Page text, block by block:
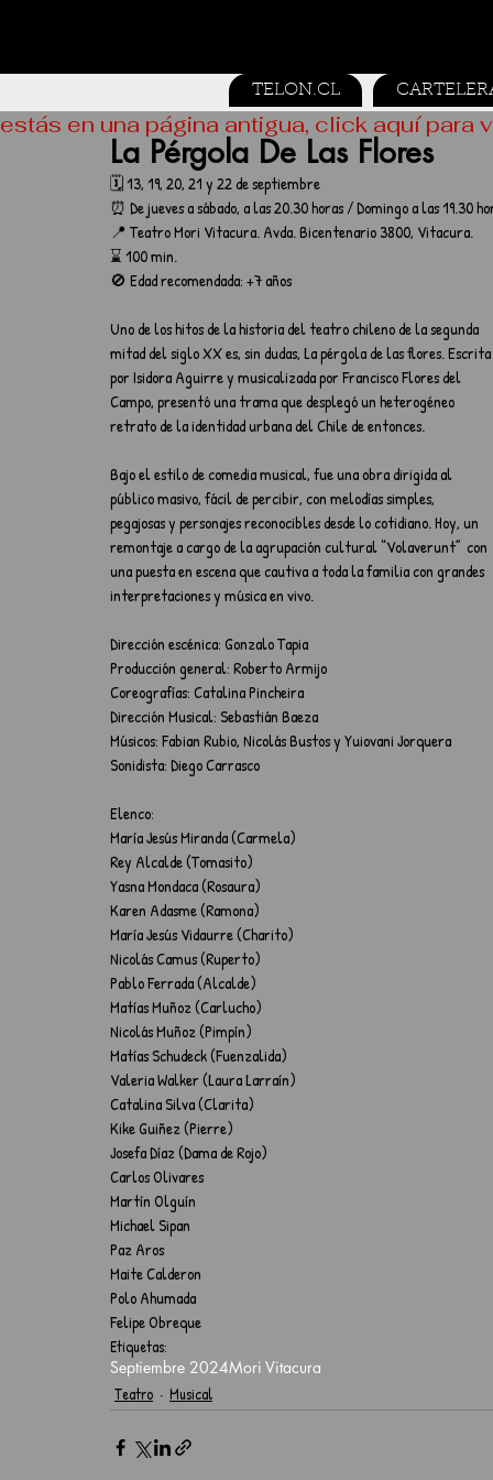
TELON.CL
La Pérgola De Las Flores
🗓️ 13, 19, 20, 21 y 22 de septiembre
⏰ De jueves a sábado, a las 20.30 horas / Domingo a las 19.30
📍 Teatro Mori Vitacura. Avda. Bicentenario 3800, Vitacura.
⌛ 100 min.
🚫 Edad recomendada: +7 años
Uno de los hitos de la historia del teatro chileno de la segunda
mitad del siglo XX es, sin dudas, La pérgola de las flores. Escrita
por Isidora Aguirre y musicalizada por Francisco Flores del
Campo, presentó una trama que desplegó un heterogéneo
retrato de la identidad urbana del Chile de entonces.
Bajo el estilo de comedia musical, fue una obra dirigida al
público masivo, fácil de percibir, con melodías simples,
pegajosas y personajes reconocibles desde lo cotidiano. Hoy, un
remontaje a cargo de la agrupación cultural “Volaverunt”  con
una puesta en escena que cautiva a toda la familia con grandes
interpretaciones y música en vivo.
Dirección escénica: Gonzalo Tapia
Producción general: Roberto Armijo
Coreografías: Catalina Pincheira
Dirección Musical: Sebastián Baeza
Músicos: Fabian Rubio, Nicolás Bustos y Yuiovani Jorquera
Sonidista: Diego Carrasco
Elenco:
María Jesús Miranda (Carmela)
Rey Alcalde (Tomasito)
Yasna Mondaca (Rosaura)
Karen Adasme (Ramona)
María Jesús Vidaurre (Charito)
Nicolás Camus (Ruperto)
Pablo Ferrada (Alcalde)
Matías Muñoz (Carlucho)
Nicolás Muñoz (Pimpín)
Matías Schudeck (Fuenzalida)
Valeria Walker (Laura Larraín)
Catalina Silva (Clarita)
Kike Guiñez (Pierre)
Josefa Díaz (Dama de Rojo)
Carlos Olivares
Martín Olguín
Michael Sipan
Paz Aros
Maite Calderon
Polo Ahumada
Felipe Obreque
Etiquetas:
Septiembre 2024Mori Vitacura
Teatro
Musical
estás en una página antigua, click aquí para